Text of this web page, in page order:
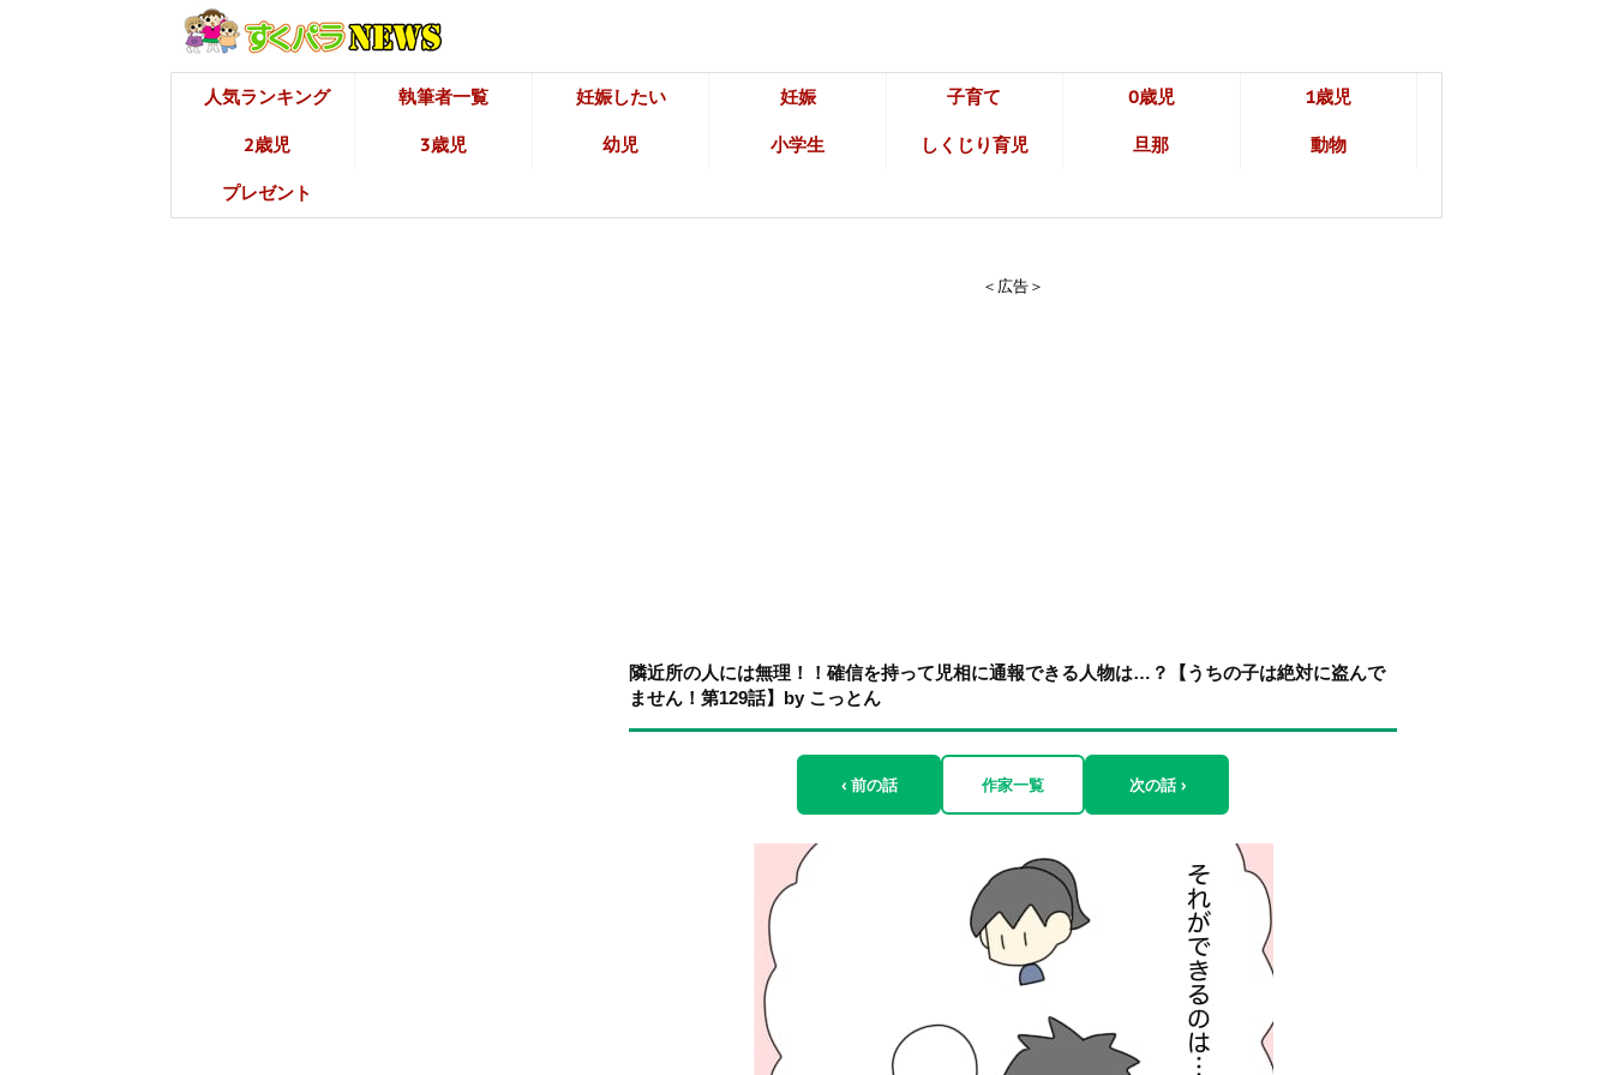
人気ランキング 執筆者一覧 妊娠したい 妊娠 子育て 0歳児 1歳児
2歳児 3歳児 幼児 小学生 しくじり育児 旦那 動物
プレゼント
＜広告＞
隣近所の人には無理！！確信を持って児相に通報できる人物は…？【うちの子は絶対に盗んで
ません！第129話】by こっとん
‹ 前の話 作家一覧 次の話 ›